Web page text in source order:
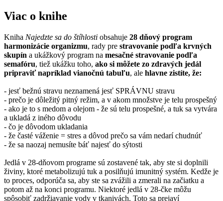
Viac o knihe
Kniha Najedzte sa do štíhlosti obsahuje 28 dňový program
harmonizácie organizmu, rady pre stravovanie podľa krvných
skupín a ukážkový program na mesačné stravovanie podľa
semafóru, tiež ukážku toho, ako si môžete zo zdravých jedál
pripraviť napríklad vianočnú tabuľu, ale hlavne zistíte, že:
- jesť bežnú stravu neznamená jesť SPRÁVNU stravu
- prečo je dôležitý pitný režim, a v akom množstve je telu prospešný
- ako je to s medom a olejom - že sú telu prospešné, a tuk sa vytvára
a ukladá z iného dôvodu
- čo je dôvodom ukladania
- že časté váženie = stres a dôvod prečo sa vám nedarí chudnúť
- že sa naozaj nemusíte báť najesť do sýtosti
Jedlá v 28-dňovom programe sú zostavené tak, aby ste si doplnili
živiny, ktoré metabolizujú tuk a posilňujú imunitný systém. Kedže je
to proces, odporúča sa, aby ste sa zvážili a zmerali na začiatku a
potom až na konci programu. Niektoré jedlá v 28-čke môžu
spôsobiť zadržiavanie vody v tkanivách. Toto sa prejaví